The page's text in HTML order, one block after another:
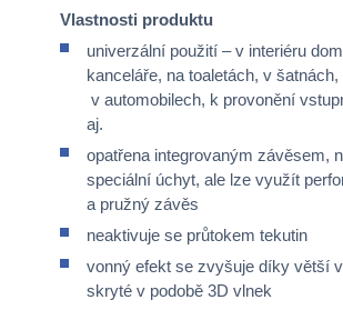
Vlastnosti produktu
univerzální použití – v interiéru
kanceláře, na toaletách, v šatnách,
v automobilech, k provonění
aj.
opatřena integrovaným závěsem,
speciální úchyt, ale lze využít
a pružný závěs
neaktivuje se průtokem tekutin
vonný efekt se zvyšuje díky větší
skryté v podobě 3D vlnek